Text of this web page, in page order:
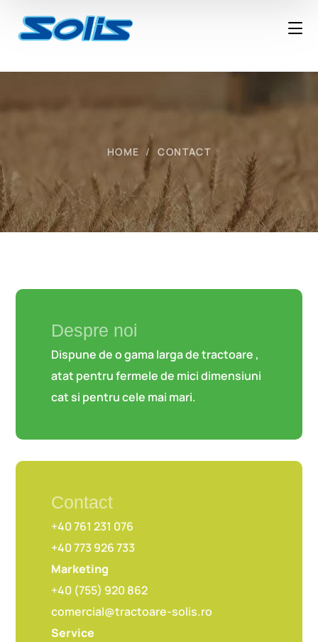
HOME CONTACT
Despre noi
Dispune de o gama larga de tractoare ,
atat pentru fermele de mici dimensiuni
cat si pentru cele mai mari.
Contact
+40 761 231 076
+40 773 926 733
Marketing
+40 (755) 920 862
comercial@tractoare-solis.ro
Service